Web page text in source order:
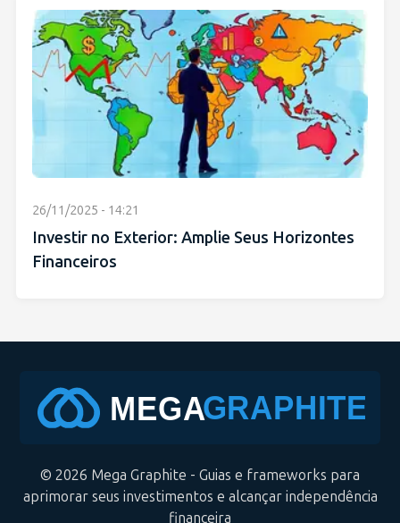
26/11/2025 - 14:21
Investir no Exterior: Amplie Seus Horizontes
Financeiros
© 2026 Mega Graphite - Guias e frameworks para
aprimorar seus investimentos e alcançar independência
financeira